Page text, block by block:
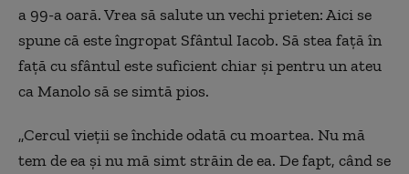
a 99-a oară. Vrea să salute un vechi prieten: Aici se
spune că este îngropat Sfântul Iacob. Să stea față în
față cu sfântul este suficient chiar și pentru un ateu
ca Manolo să se simtă pios.
„Cercul vieții se închide odată cu moartea. Nu mă
tem de ea și nu mă simt străin de ea. De fapt, când se